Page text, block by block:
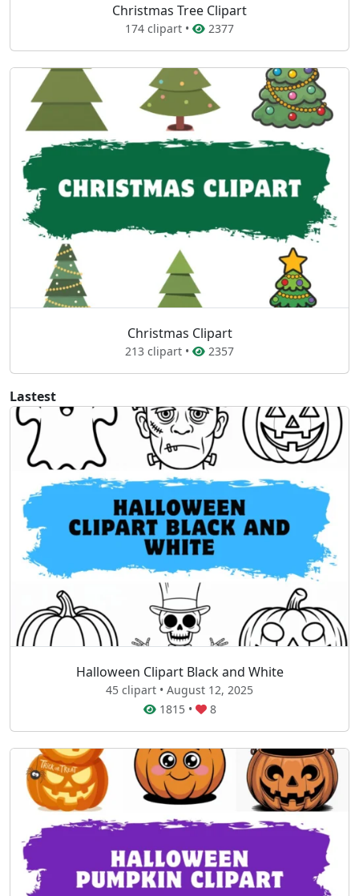
Christmas Tree Clipart
174 clipart • 2377
Christmas Clipart
213 clipart • 2357
Lastest
Halloween Clipart Black and White
45 clipart • August 12, 2025
1815• 8